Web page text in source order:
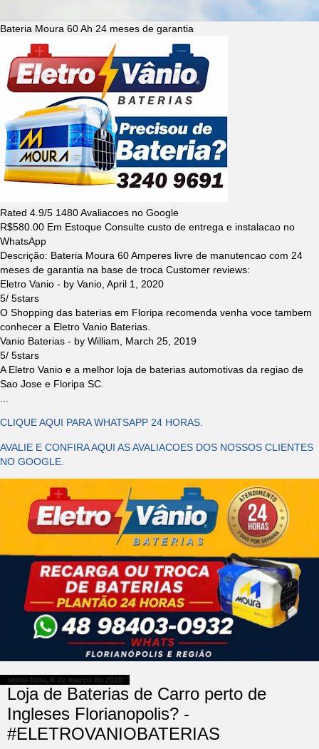
Bateria Moura 60 Ah 24 meses de garantia
Rated 4.9/5 1480Avaliacoes no Google
R$580.00 Em Estoque Consulte custo de entrega e instalacao no
WhatsApp
Descrição: Bateria Moura 60 Amperes livre de manutencao com 24
meses de garantia na base de troca Customer reviews:
Eletro Vanio - by Vanio April 1, 2020
5/ 5stars
O Shopping das baterias em Floripa recomenda venha voce tambem
conhecer a Eletro Vanio Baterias.
Vanio Baterias - by William
March 25, 2019
5/ 5stars
A Eletro Vanio e a melhor loja de baterias automotivas da regiao de
Sao Jose e Floripa SC.
CLIQUE AQUI PARA WHATSAPP 24 HORAS.
AVALIE E CONFIRA AQUI AS AVALIACOES DOS NOSSOS CLIENTES
NO GOOGLE.
sexta-feira, 6 de março de 2020
Loja de Baterias de Carro perto de
Ingleses Florianopolis? -
#ELETROVANIOBATERIAS